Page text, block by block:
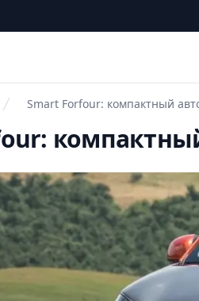
Smart Forfour: компактный